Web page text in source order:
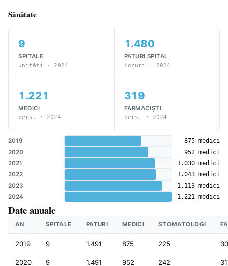
Sănătate
9
SPITALE
unități · 2024
1.480
PATURI SPITAL
locuri · 2024
1.221
MEDICI
pers. · 2024
319
FARMACIȘTI
pers. · 2024
2019
875 medici
2020
952 medici
2021
1.030 medici
2022
1.043 medici
2023
1.113 medici
2024
1.221 medici
Date anuale
AN SPITALE PATURI MEDICI STOMATOLOGI
2019 9 1.491 875 225
2020 9 1.491 952 242